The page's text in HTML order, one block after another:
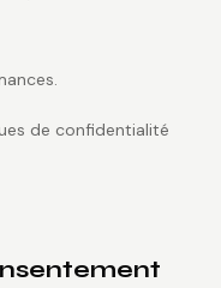
de confidentialité